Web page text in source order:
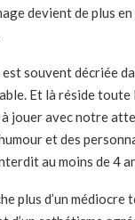
devient de plus
souvent décriée
Et là réside toute
jouer avec notre
et des
au moins de 4
plus d’un